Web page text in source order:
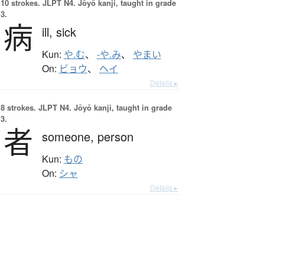
10 strokes. JLPT N4. Jōyō kanji, taught in grade
3.
病 ill, sick
Kun: や.む、 -や.み、 やまい
On: ビョウ、 ヘイ
Details ▸
8 strokes. JLPT N4. Jōyō kanji, taught in grade
3.
者 someone, person
Kun: もの
On: シャ
Details ▸